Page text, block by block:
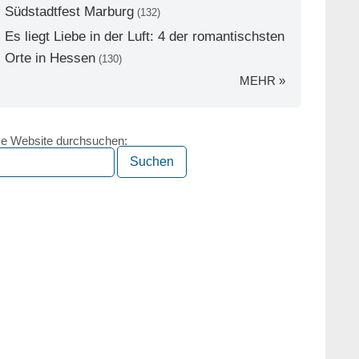
Südstadtfest Marburg (132)
Es liegt Liebe in der Luft: 4 der romantischsten
Orte in Hessen (130)
MEHR »
Website durchsuchen: